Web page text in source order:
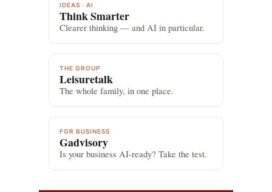
IDEAS · AI
Think Smarter
Clearer thinking — and AI in particular.
THE GROUP
Leisuretalk
The whole family, in one place.
FOR BUSINESS
Gadvisory
Is your business AI-ready? Take the test.